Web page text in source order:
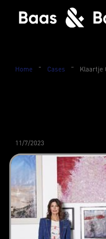
Home ” Cases ” Klaartje
11/7/2023